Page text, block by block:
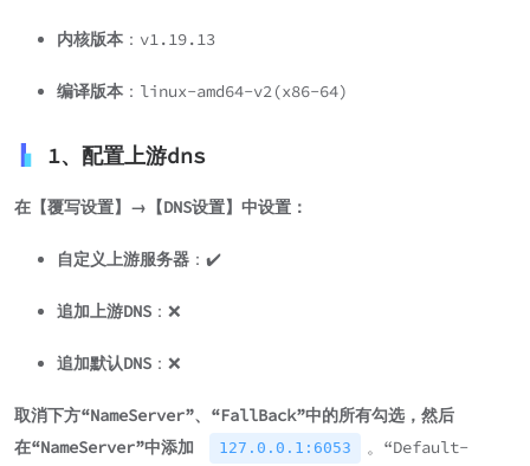
内核版本 ：v1.19.13
编译版本 ：linux-amd64-v2(x86-64)
1、配置上游dns
在【覆写设置】→【DNS设置】中设置：
自定义上游服务器 ：✔️
追加上游DNS ：❌
追加默认DNS ：❌
取消下方“NameServer”、“FallBack”中的所有勾选，然后
在“NameServer”中添加
127.0.0.1:6053
。“Default-